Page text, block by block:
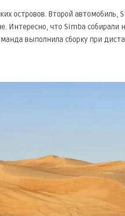
островов. Второй автомобиль,
что Simba собирали
выполнила сборку при